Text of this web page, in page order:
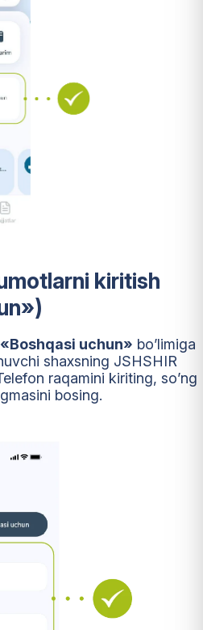
kiritish
«Boshqasi uchun» bo’limiga
shaxsning JSHSHIR
raqamini kiriting, so’ng
bosing.